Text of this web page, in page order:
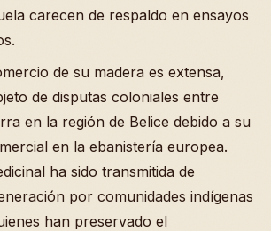
carecen de respaldo en ensayos
de su madera es extensa,
de disputas coloniales entre
en la región de Belice debido a su
en la ebanistería europea.
ha sido transmitida de
por comunidades indígenas
han preservado el